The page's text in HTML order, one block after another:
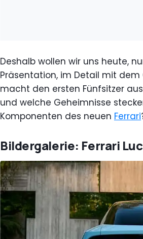
Deshalb wollen wir uns heute,
Präsentation, im Detail mit dem
macht den ersten Fünfsitzer
und welche Geheimnisse
Komponenten des neuen Ferrari
Bildergalerie: Ferrari